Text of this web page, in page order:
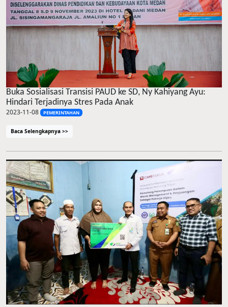
Buka Sosialisasi Transisi PAUD ke SD, Ny Kahiyang Ayu:
Hindari Terjadinya Stres Pada Anak
2023-11-08 PEMERINTAHAN
Baca Selengkapnya >>